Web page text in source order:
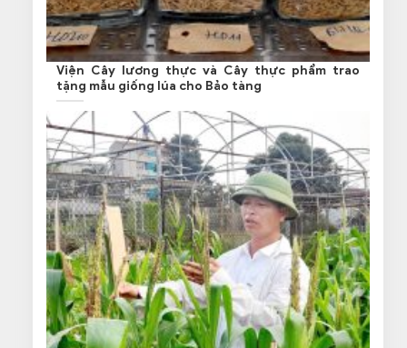
Viện Cây lương thực và Cây thực phẩm trao
tặng mẫu giống lúa cho Bảo tàng